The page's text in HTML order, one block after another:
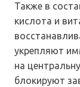
Также в
кислота и
укрепляют
на
блокируют